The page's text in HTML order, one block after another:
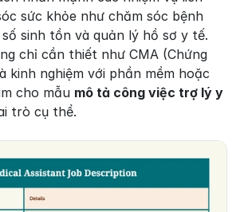
sức khỏe như chăm sóc bệnh
sinh tồn và quản lý hồ sơ y tế.
chỉ cần thiết như CMA (Chứng
kinh nghiệm với phần mềm hoặc
cho mẫu mô tả công việc trợ lý y
trò cụ thể.